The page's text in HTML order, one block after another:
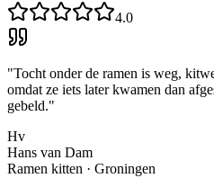
4.0
"Tocht onder de ramen is weg,
omdat ze iets later kwamen dan
gebeld."
Hv
Hans van Dam
Ramen kitten · Groningen